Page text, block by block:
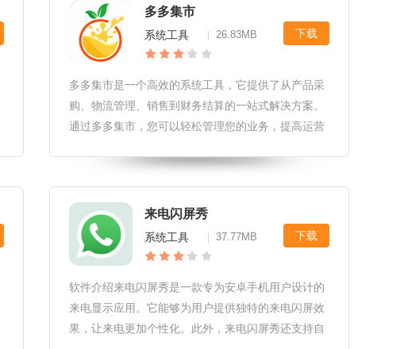
多多集市
系统工具 26.83MB 下载
多多集市是一个高效的系统工具，它提供了从产品采
购、物流管理、销售到财务结算的一站式解决方案。
通过多多集市，您可以轻松管理您的业务，提高运营
能，包括市场调研、订单管理、库存管理、报表分析
等，以满足您在各种场景下的需求。
来电闪屏秀
系统工具 37.77MB 下载
软件介绍来电闪屏秀是一款专为安卓手机用户设计的
来电显示应用。它能够为用户提供独特的来电闪屏效
果，让来电更加个性化。此外，来电闪屏秀还支持自